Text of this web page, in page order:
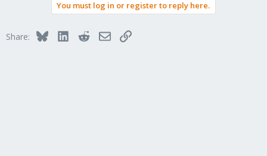
You must log in or register to reply here.
Share: BlueskyLinkedInRedditEmailLink